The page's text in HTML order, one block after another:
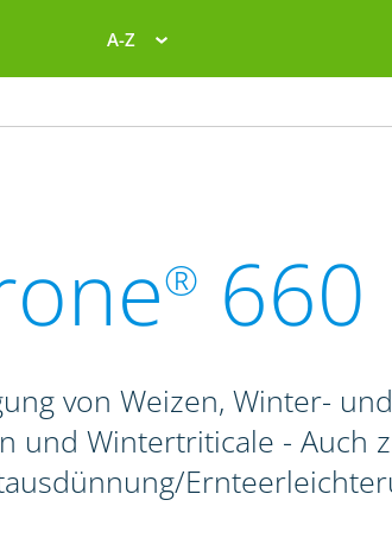
A-Z
® 660
von Weizen, Winter-
und Wintertriticale - Auch